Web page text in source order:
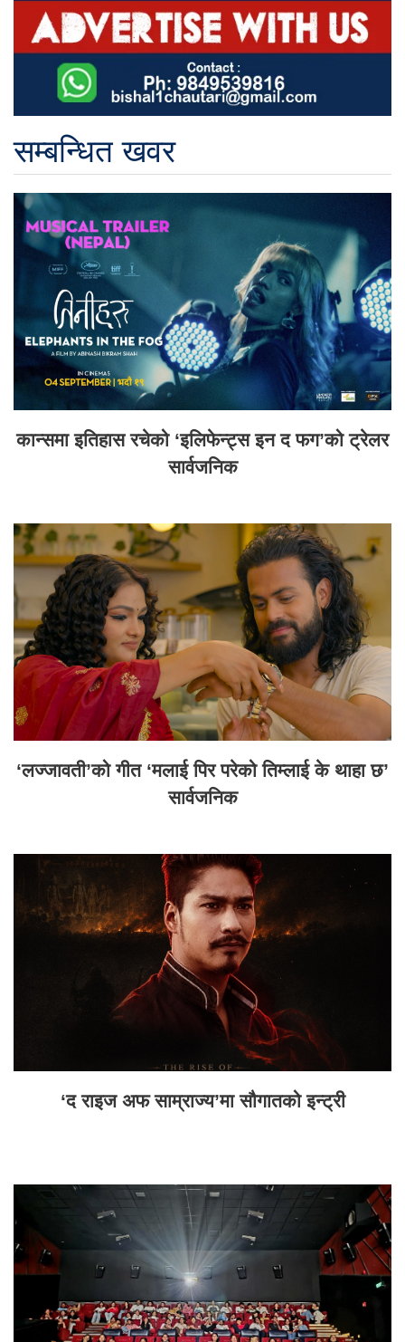
सम्बन्धित खवर
कान्समा इतिहास रचेको ‘इलिफेन्ट्स इन द फग’को ट्रेलर
सार्वजनिक
‘लज्जावती’को गीत ‘मलाई पिर परेको तिम्लाई के थाहा छ’
सार्वजनिक
‘द राइज अफ साम्राज्य’मा सौगातको इन्ट्री